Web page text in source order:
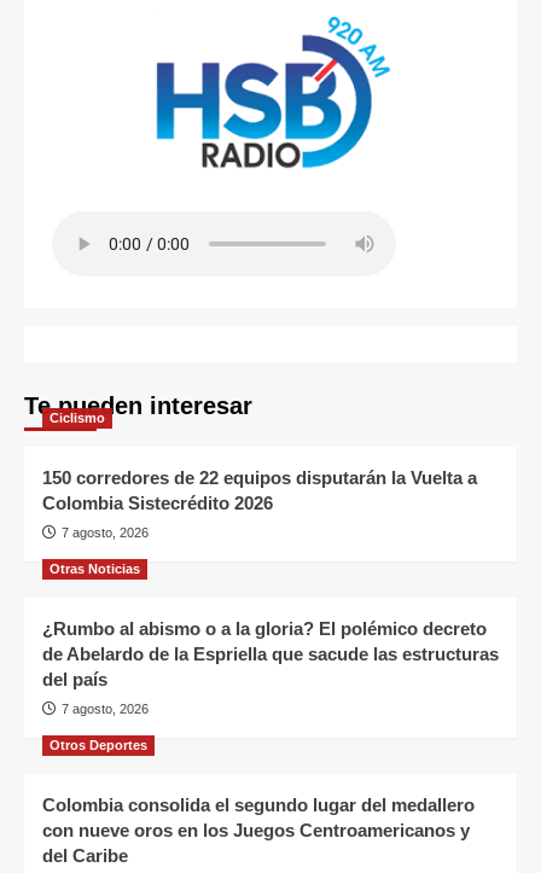
Te pueden interesar
Ciclismo
150 corredores de 22 equipos disputarán la Vuelta a
Colombia Sistecrédito 2026
7 agosto, 2026
Otras Noticias
¿Rumbo al abismo o a la gloria? El polémico decreto
de Abelardo de la Espriella que sacude las estructuras
del país
7 agosto, 2026
Otros Deportes
Colombia consolida el segundo lugar del medallero
con nueve oros en los Juegos Centroamericanos y
del Caribe